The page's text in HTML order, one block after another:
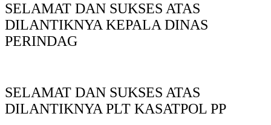
SELAMAT DAN SUKSES ATAS
DILANTIKNYA KEPALA DINAS
PERINDAG
SELAMAT DAN SUKSES ATAS
DILANTIKNYA PLT KASATPOL PP